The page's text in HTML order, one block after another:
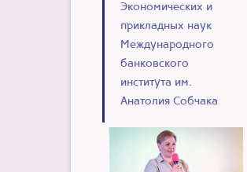
Экономических и
прикладных наук
Международного
банковского
института им.
Анатолия Собчака